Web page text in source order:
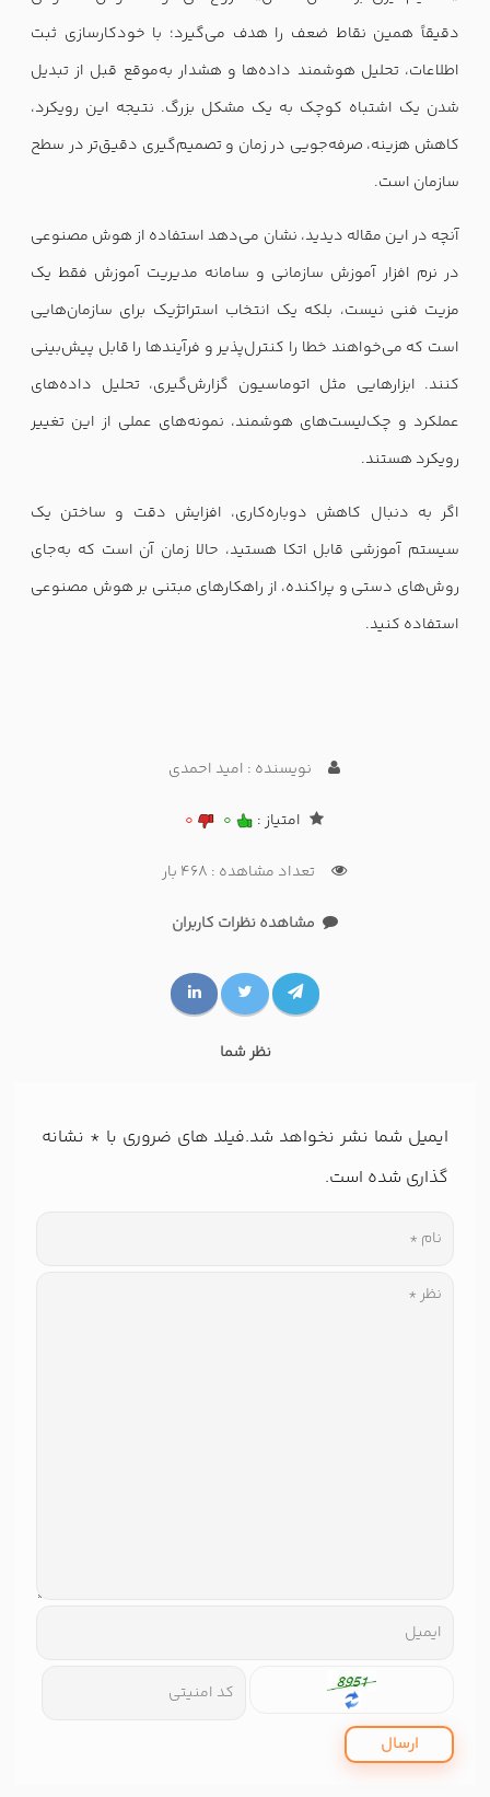
دقیقاً همین نقاط ضعف را هدف می‌گیرد؛ با خودکارسازی ثبت
اطلاعات، تحلیل هوشمند داده‌ها و هشدار به‌موقع قبل از تبدیل
شدن یک اشتباه کوچک به یک مشکل بزرگ. نتیجه این رویکرد،
کاهش هزینه، صرفه‌جویی در زمان و تصمیم‌گیری دقیق‌تر در سطح
سازمان است.
آنچه در این مقاله دیدید، نشان می‌دهد استفاده از هوش مصنوعی
در نرم افزار آموزش سازمانی و سامانه مدیریت آموزش فقط یک
مزیت فنی نیست، بلکه یک انتخاب استراتژیک برای سازمان‌هایی
است که می‌خواهند خطا را کنترل‌پذیر و فرآیندها را قابل پیش‌بینی
کنند. ابزارهایی مثل اتوماسیون گزارش‌گیری، تحلیل داده‌های
عملکرد و چک‌لیست‌های هوشمند، نمونه‌های عملی از این تغییر
رویکرد هستند.
اگر به دنبال کاهش دوباره‌کاری، افزایش دقت و ساختن یک
سیستم آموزشی قابل اتکا هستید، حالا زمان آن است که به‌جای
روش‌های دستی و پراکنده، از راهکارهای مبتنی بر هوش مصنوعی
استفاده کنید.
نویسنده : امید احمدی
امتیاز : 0
0
تعداد مشاهده : 468 بار
مشاهده نظرات کاربران
نظر شما
ایمیل شما نشر نخواهد شد.فیلد های ضروری با * نشانه
گذاری شده است.
ارسال